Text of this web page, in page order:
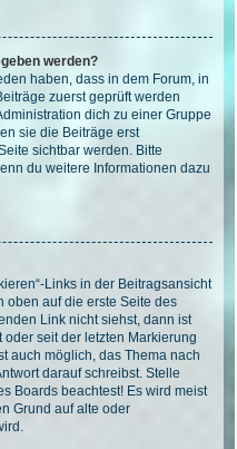
werden?
haben, dass in dem Forum, in
zuerst geprüft werden
dich zu einer Gruppe
sie die Beiträge erst
sichtbar werden. Bitte
du weitere Informationen dazu
Links in der Beitragsansicht
oben auf die erste Seite des
Link nicht siehst, dann ist
seit der letzten Markierung
auch möglich, das Thema nach
darauf schreibst. Stelle
Boards beachtest! Es wird meist
Grund auf alte oder